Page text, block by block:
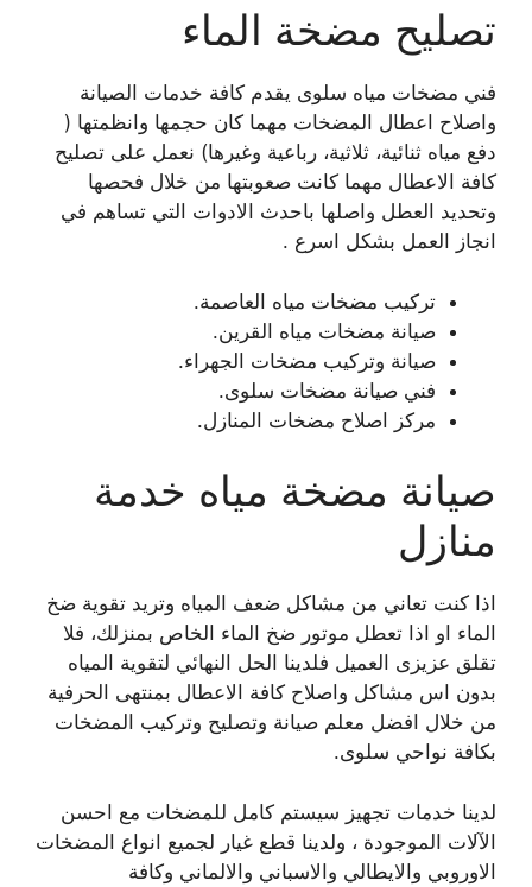
تصليح مضخة الماء
فني مضخات مياه سلوى يقدم كافة خدمات الصيانة
واصلاح اعطال المضخات مهما كان حجمها وانظمتها (
دفع مياه ثنائية، ثلاثية، رباعية وغيرها) نعمل على تصليح
كافة الاعطال مهما كانت صعوبتها من خلال فحصها
وتحديد العطل واصلها باحدث الادوات التي تساهم في
انجاز العمل بشكل اسرع .
تركيب مضخات مياه العاصمة.
صيانة مضخات مياه القرين.
صيانة وتركيب مضخات الجهراء.
فني صيانة مضخات سلوى.
مركز اصلاح مضخات المنازل.
صيانة مضخة مياه خدمة
منازل
اذا كنت تعاني من مشاكل ضعف المياه وتريد تقوية ضخ
الماء او اذا تعطل موتور ضخ الماء الخاص بمنزلك، فلا
تقلق عزيزى العميل فلدينا الحل النهائي لتقوية المياه
بدون اس مشاكل واصلاح كافة الاعطال بمنتهى الحرفية
من خلال افضل معلم صيانة وتصليح وتركيب المضخات
بكافة نواحي سلوى.
لدينا خدمات تجهيز سيستم كامل للمضخات مع احسن
الآلات الموجودة ، ولدينا قطع غيار لجميع انواع المضخات
الاوروبي والايطالي والاسباني والالماني وكافة